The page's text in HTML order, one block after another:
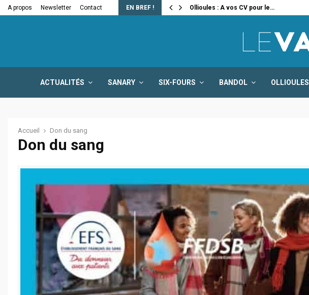
A propos Newsletter Contact EN BREF !
la fermeture… Ollioules : A vos CV pour le…
ACTUALITÉS SANARY SIX-FOURS BANDOL OLLIOULES
Accueil Don du sang
Don du sang